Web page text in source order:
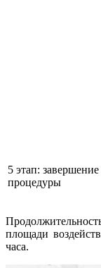
5 этап: завершение
процедуры
площади
часа.